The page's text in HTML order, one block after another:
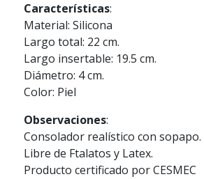
Características:
Material: Silicona
Largo total: 22 cm.
Largo insertable: 19.5 cm.
Diámetro: 4 cm.
Color: Piel
Observaciones:
Consolador realístico con sopapo.
Libre de Ftalatos y Latex.
Producto certificado por CESMEC